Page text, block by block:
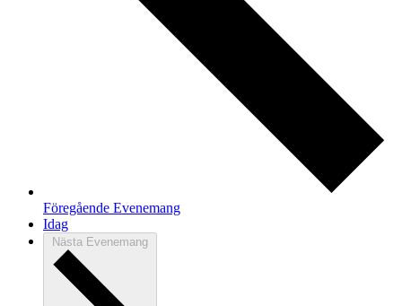
Föregående Evenemang
Idag
Nästa Evenemang